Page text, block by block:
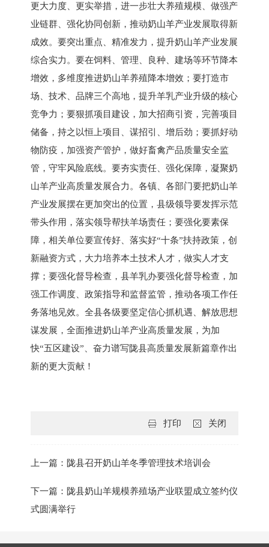
更大力度、更实举措，进一步壮大养殖规模、做强产
业链群、强化协同创新，推动奶山羊产业发展取得新
成效。要突出重点、精准发力，提升奶山羊产业发展
综合实力。要在饲料、管理、良种、建场等环节降本
增效，多维度推进奶山羊养殖降本增效；要打造市
场、技术、品牌三个高地，提升羊乳产业升级的核心
竞争力；要狠抓项目建设，加大招商引资，完善项目
储备，持之以恒上项目、谋招引、增后劲；要抓好动
物防疫，加强资产管护，做好畜禽产品质量安全监
管，守牢风险底线。要夯实责任、强化保障，凝聚奶
山羊产业高质量发展合力。各镇、各部门要把奶山羊
产业发展摆在更加突出的位置，县级领导要发挥示范
带头作用，落实领导帮扶羊场责任；要强化要素保
障，相关单位要宣传好、落实好“十条”扶持政策，创
新融资方式，大力培养本土技术人才，做实人才支
撑；要强化督导检查，县羊乳办要强化督导检查，加
强工作调度、政策指导和监督监管，推动各项工作任
务落地见效。全县各级要坚定信心抓机遇、解放思想
谋发展，全面推进奶山羊产业高质量发展，为加
快“五区建设”、奋力谱写陇县高质量发展新篇章作出
新的更大贡献！
关闭
打印
上一篇：陇县召开奶山羊冬季管理技术培训会
下一篇：陇县奶山羊规模养殖场产业联盟成立签约仪
式圆满举行